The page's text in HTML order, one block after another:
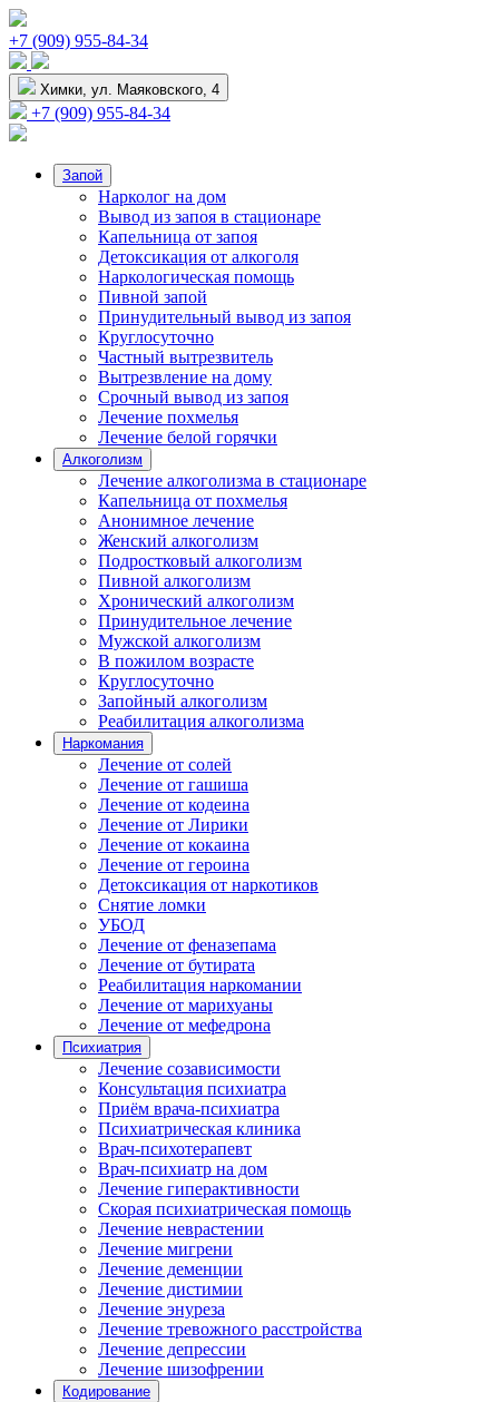
+7 (909) 955-84-34
Химки, ул. Маяковского, 4
+7 (909) 955-84-34
Запой
Нарколог на дом
Вывод из запоя в стационаре
Капельница от запоя
Детоксикация от алкоголя
Наркологическая помощь
Пивной запой
Принудительный вывод из запоя
Круглосуточно
Частный вытрезвитель
Вытрезвление на дому
Срочный вывод из запоя
Лечение похмелья
Лечение белой горячки
Алкоголизм
Лечение алкоголизма в стационаре
Капельница от похмелья
Анонимное лечение
Женский алкоголизм
Подростковый алкоголизм
Пивной алкоголизм
Хронический алкоголизм
Принудительное лечение
Мужской алкоголизм
В пожилом возрасте
Круглосуточно
Запойный алкоголизм
Реабилитация алкоголизма
Наркомания
Лечение от солей
Лечение от гашиша
Лечение от кодеина
Лечение от Лирики
Лечение от кокаина
Лечение от героина
Детоксикация от наркотиков
Снятие ломки
УБОД
Лечение от феназепама
Лечение от бутирата
Реабилитация наркомании
Лечение от марихуаны
Лечение от мефедрона
Психиатрия
Лечение созависимости
Консультация психиатра
Приём врача-психиатра
Психиатрическая клиника
Врач-психотерапевт
Врач-психиатр на дом
Лечение гиперактивности
Скорая психиатрическая помощь
Лечение неврастении
Лечение мигрени
Лечение деменции
Лечение дистимии
Лечение энуреза
Лечение тревожного расстройства
Лечение депрессии
Лечение шизофрении
Кодирование